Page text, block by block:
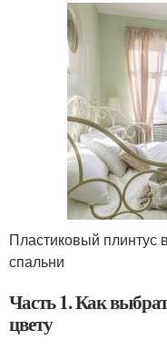
Пластиковый плинтус
спальни
Часть 1. Как
цвету